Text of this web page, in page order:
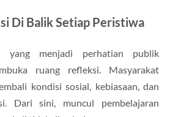
Di Balik Setiap Peristiwa
yang menjadi perhatian publik
ruang refleksi. Masyarakat
kondisi sosial, kebiasaan, dan
Dari sini, muncul pembelajaran